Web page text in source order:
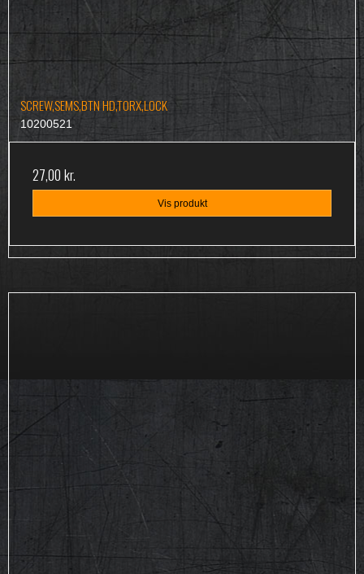
SCREW,SEMS,BTN HD,TORX,LOCK
10200521
27,00 kr.
Vis produkt